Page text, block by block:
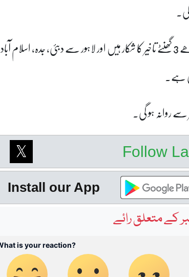
کویت سٹی اور دمام سے لاہور کی پروازیں ایک سے ساڑھے 3 گھنٹے تاخیر کا شکار ہیں اور لاہور سے دبئی، جدہ، اسلام آباد
Follow
Install our App
کے متعلق رائے